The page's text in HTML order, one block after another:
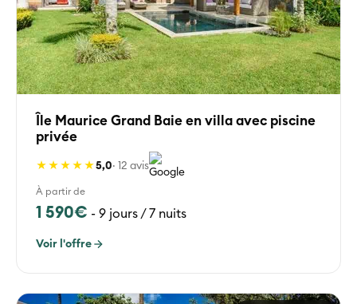
Île Maurice Grand Baie en villa avec piscine
privée
★★★★★5,0· 12 avis
À partir de
1 590€ - 9 jours / 7 nuits
Voir l'offre